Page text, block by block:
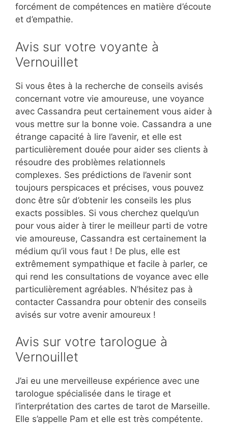
forcément de compétences en matière d’écoute
et d’empathie.
Avis sur votre voyante à
Vernouillet
Si vous êtes à la recherche de conseils avisés
concernant votre vie amoureuse, une voyance
avec Cassandra peut certainement vous aider à
vous mettre sur la bonne voie. Cassandra a une
étrange capacité à lire l’avenir, et elle est
particulièrement douée pour aider ses clients à
résoudre des problèmes relationnels
complexes. Ses prédictions de l’avenir sont
toujours perspicaces et précises, vous pouvez
donc être sûr d’obtenir les conseils les plus
exacts possibles. Si vous cherchez quelqu’un
pour vous aider à tirer le meilleur parti de votre
vie amoureuse, Cassandra est certainement la
médium qu’il vous faut ! De plus, elle est
extrêmement sympathique et facile à parler, ce
qui rend les consultations de voyance avec elle
particulièrement agréables. N’hésitez pas à
contacter Cassandra pour obtenir des conseils
avisés sur votre avenir amoureux !
Avis sur votre tarologue à
Vernouillet
J’ai eu une merveilleuse expérience avec une
tarologue spécialisée dans le tirage et
l’interprétation des cartes de tarot de Marseille.
Elle s’appelle Pam et elle est très compétente.